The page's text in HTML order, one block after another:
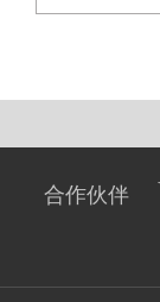
合作伙伴